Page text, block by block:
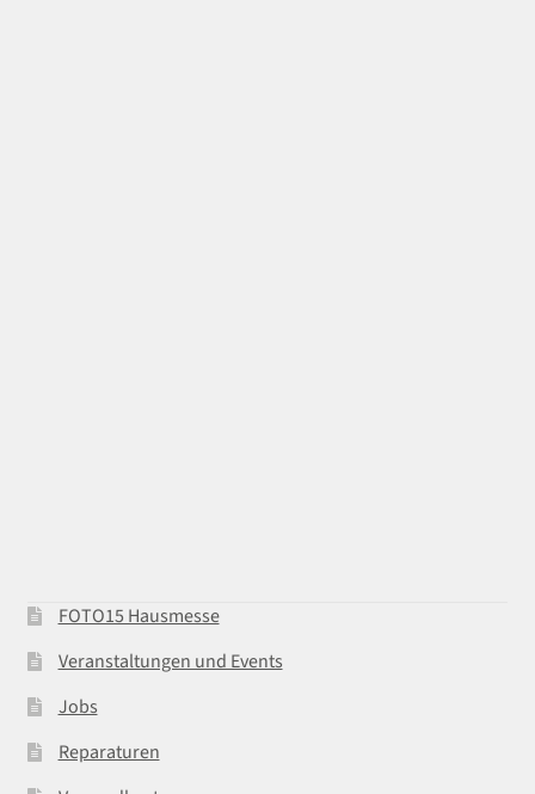
FOTO15 Hausmesse
Veranstaltungen und Events
Jobs
Reparaturen